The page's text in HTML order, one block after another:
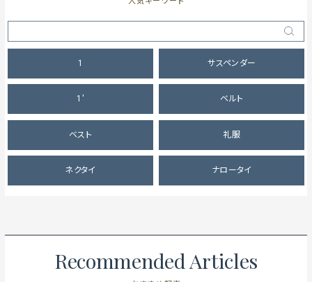
1 サスペンダー
1' ベルト
ベスト 礼服
ネクタイ ナロータイ
Recommended Articles